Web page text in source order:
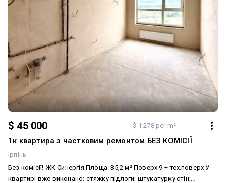
$ 45 000 $ 1 278 per m²
1к квартира з частковим ремонтом БЕЗ КОМІСІЇ
Ірпінь
Без комісії! ЖК Синергія Площа: 35,2 м² Поверх 9 + тех.поверх У
квартирі вже виконано: стяжку підлоги; штукатурку стін;